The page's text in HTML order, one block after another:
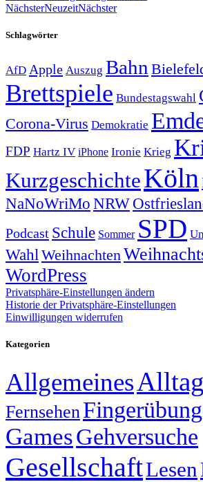
NächsterNeuzeitNächster
Schlagwörter
AfD Apple Auszug Bahn
Brettspiele Bundestagswahl
Corona-Virus Demokratie
FDP Hartz IV iPhone Ironie Krieg
KurzgeschichteKöln
NaNoWriMo NRW
Podcast Schule Sommer SPD
WahlWeihnachten
WordPress
Privatsphäre-Einstellungen ändern
Historie der Privatsphäre-Einstellungen
Einwilligungen widerrufen
Kategorien
AllgemeinesAlltag
Fernsehen
GamesGehversuche
GesellschaftLesen